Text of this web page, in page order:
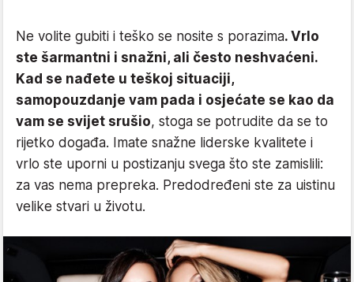
Ne volite gubiti i teško se nosite s porazima. Vrlo
ste šarmantni i snažni, ali često neshvaćeni.
Kad se nađete u teškoj situaciji,
samopouzdanje vam pada i osjećate se kao da
vam se svijet srušio, stoga se potrudite da se to
rijetko događa. Imate snažne liderske kvalitete i
vrlo ste uporni u postizanju svega što ste zamislili:
za vas nema prepreka. Predodređeni ste za uistinu
velike stvari u životu.